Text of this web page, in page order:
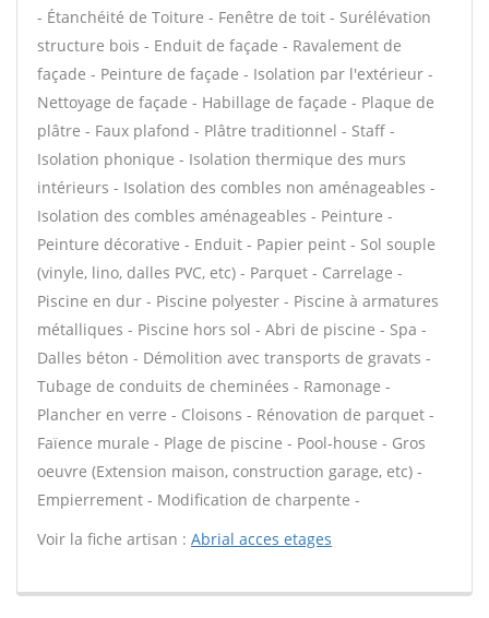
- Étanchéité de Toiture - Fenêtre de toit - Surélévation
structure bois - Enduit de façade - Ravalement de
façade - Peinture de façade - Isolation par l'extérieur -
Nettoyage de façade - Habillage de façade - Plaque de
plâtre - Faux plafond - Plâtre traditionnel - Staff -
Isolation phonique - Isolation thermique des murs
intérieurs - Isolation des combles non aménageables -
Isolation des combles aménageables - Peinture -
Peinture décorative - Enduit - Papier peint - Sol souple
(vinyle, lino, dalles PVC, etc) - Parquet - Carrelage -
Piscine en dur - Piscine polyester - Piscine à armatures
métalliques - Piscine hors sol - Abri de piscine - Spa -
Dalles béton - Démolition avec transports de gravats -
Tubage de conduits de cheminées - Ramonage -
Plancher en verre - Cloisons - Rénovation de parquet -
Faïence murale - Plage de piscine - Pool-house - Gros
oeuvre (Extension maison, construction garage, etc) -
Empierrement - Modification de charpente -
Voir la fiche artisan : Abrial acces etages